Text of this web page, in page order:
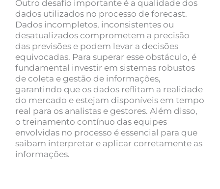
Outro desafio importante é a qualidade dos
dados utilizados no processo de forecast.
Dados incompletos, inconsistentes ou
desatualizados comprometem a precisão
das previsões e podem levar a decisões
equivocadas. Para superar esse obstáculo, é
fundamental investir em sistemas robustos
de coleta e gestão de informações,
garantindo que os dados reflitam a realidade
do mercado e estejam disponíveis em tempo
real para os analistas e gestores. Além disso,
o treinamento contínuo das equipes
envolvidas no processo é essencial para que
saibam interpretar e aplicar corretamente as
informações.